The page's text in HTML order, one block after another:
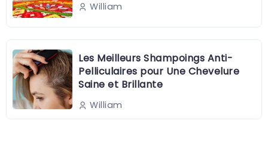
William
Les Meilleurs Shampoings Anti-
Pelliculaires pour Une Chevelure
Saine et Brillante
William